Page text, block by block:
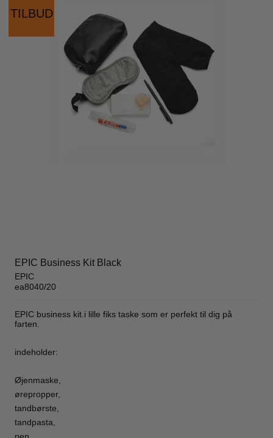
TILBUD
EPIC Business Kit Black
EPIC
ea8040/20
EPIC business kit.i lille fiks taske som er perfekt til dig på
farten.
indeholder:
Øjenmaske,
ørepropper,
tandbørste,
tandpasta,